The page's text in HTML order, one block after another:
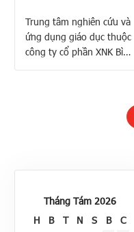
Trung tâm nghiên cứu và
ứng dụng giáo dục thuộc
công ty cổ phần XNK Bình
chính cho học sinh lớp 12
dụng từ năm học …
Tháng Tám 2026
H
B T N S B
C